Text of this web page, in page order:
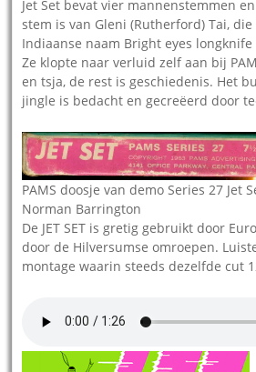
Jet Set bevat vier mannenstemmen
stem is van Gleni (Rutherford) Tai,
Indiaanse naam Bright eyes
Ze klopte naar verluid zelf aan bij
en tsja, de rest is geschiedenis. Het
jingle is bedacht en gecreëerd door
PAMS doosje van demo Series 27 Jet
Norman Barrington
De JET SET is gretig gebruikt door
door de Hilversumse omroepen.
montage waarin steeds dezelfde cut